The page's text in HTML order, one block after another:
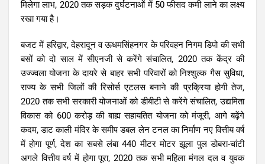
मिलेगा लाभ, 2020 तक सड़क दुर्घटनाओं में 50 फीसद कमी लाने का लक्ष्य
रखा गया है।
बजट में हरिद्वार, देहरादून व ऊधमसिंहनगर के परिवहन निगम डिपो की सभी
बसों को दो साल में सीएनजी से करेंगे संचालित, 2020 तक केंद्र की
उज्ज्वला योजना के दायरे से बाहर सभी परिवारों को निश्शुल्क गैस सुविधा,
राज्य के सभी जिलों की रिसोर्स एटलस बनाने की प्रक्रिया होगी तेज,
2020 तक सभी सरकारी योजनाओं को डीबीटी से करेंगे संचालित, उद्यमिता
विकास को 600 करोड़ की बाह्य सहायतित योजना को मंजूरी, आगे बढ़ेंगे
कदम, डाट काली मंदिर के समीप डबल लेन टनल का निर्माण नए वित्तीय वर्ष
में होगा पूर्ण, देश का सबसे लंबा 440 मीटर मोटर झूला पुल डोबरा-चांटी
अगले वित्तीय वर्ष में होगा पूरा, 2020 तक सभी महिला मंगल दल व युवक